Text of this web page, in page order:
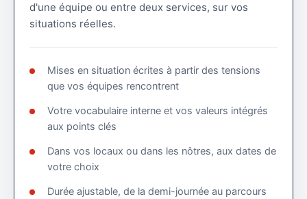
d'une équipe ou entre deux services, sur vos
situations réelles.
Mises en situation écrites à partir des tensions
que vos équipes rencontrent
Votre vocabulaire interne et vos valeurs intégrés
aux points clés
Dans vos locaux ou dans les nôtres, aux dates de
votre choix
Durée ajustable, de la demi-journée au parcours